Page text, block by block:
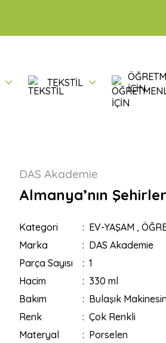
TEKSTİL
İÇİN
DAS Akademie
Almanya’nın
Kategori EV-YAŞAM ,
Marka
DAS Akademie
Parça Sayısı
1
Hacim
330 ml
Bakım
Bulaşık
Renk
Çok Renkli
Materyal
Porselen